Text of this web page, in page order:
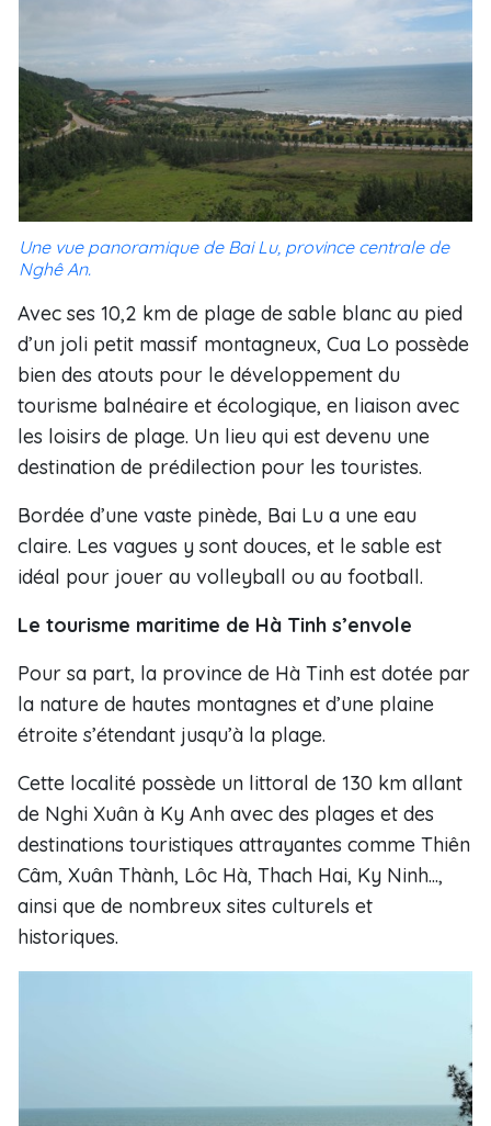
Une vue panoramique de Bai Lu, province centrale de
Nghê An.
Avec ses 10,2 km de plage de sable blanc au pied
d’un joli petit massif montagneux, Cua Lo possède
bien des atouts pour le développement du
tourisme balnéaire et écologique, en liaison avec
les loisirs de plage. Un lieu qui est devenu une
destination de prédilection pour les touristes.
Bordée d’une vaste pinède, Bai Lu a une eau
claire. Les vagues y sont douces, et le sable est
idéal pour jouer au volleyball ou au football.
Le tourisme maritime de Hà Tinh s’envole
Pour sa part, la province de Hà Tinh est dotée par
la nature de hautes montagnes et d’une plaine
étroite s’étendant jusqu’à la plage.
Cette localité possède un littoral de 130 km allant
de Nghi Xuân à Ky Anh avec des plages et des
destinations touristiques attrayantes comme Thiên
Câm, Xuân Thành, Lôc Hà, Thach Hai, Ky Ninh...,
ainsi que de nombreux sites culturels et
historiques.